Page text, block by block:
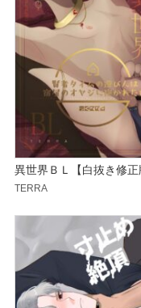
異世界ＢＬ【白抜き修正
TERRA